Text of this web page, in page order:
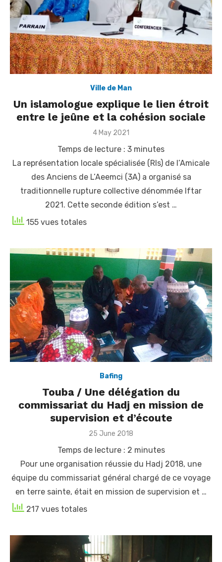
Ville de Man
Un islamologue explique le lien étroit
entre le jeûne et la cohésion sociale
Posted
4 May 2021
Temps de lecture : 3 minutes
La représentation locale spécialisée (Rls) de l’Amicale
des Anciens de L’Aeemci (3A) a organisé sa
traditionnelle rupture collective dénommée Iftar
2021. Cette seconde édition s’est …
155 vues totales
Bafing
Touba / Une délégation du
commissariat du Hadj en mission de
supervision et d’écoute
Posted
25 June 2018
Temps de lecture : 2 minutes
Pour une organisation réussie du Hadj 2018, une
équipe du commissariat général chargé de ce voyage
en terre sainte, était en mission de supervision et …
217 vues totales